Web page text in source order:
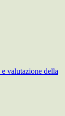
valutazione della